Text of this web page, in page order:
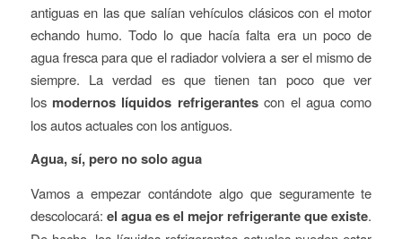
antiguas en las que salían vehículos clásicos con el motor
echando humo. Todo lo que hacía falta era un poco de
agua fresca para que el radiador volviera a ser el mismo de
siempre. La verdad es que tienen tan poco que ver
los modernos líquidos refrigerantescon el agua como
los autos actuales con los antiguos.
Agua, sí, pero no solo agua
Vamos a empezar contándote algo que seguramente te
descolocará: el agua es el mejor refrigerante que existe.